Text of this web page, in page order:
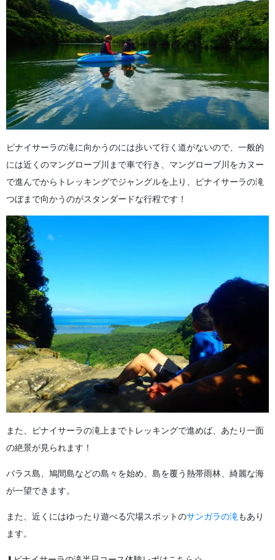
ピナイサーラの滝に向かうのには歩いて行く道がないので、一般的
には近くのマングローブ川まで車で行き、マングローブ川をカヌー
で進んでからトレッキングでジャングルを上り、ピナイサーラの滝
つぼまで向かうのがスタンダードな行程です！
また、ピナイサーラの滝上までトレッキングで進めば、あたり一面
の絶景が見られます！
バラス島、鳩間島などの島々を始め、島を覆う熱帯雨林、綺麗な海
が一望できます。
また、近くにはゆったり遊べる穴場スポットのサンガラの滝もあり
ます。